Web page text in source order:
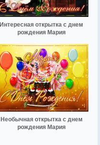
Интересная открытка с днем
рождения Мария
Необычная открытка с днем
рождения Мария